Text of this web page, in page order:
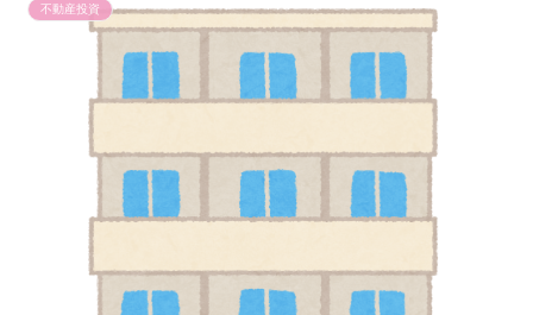
不動産投資